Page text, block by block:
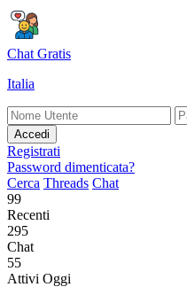
Chat Gratis
Italia
Accedi
Registrati
Password dimenticata?
Cerca Threads Chat
99
Recenti
295
Chat
55
Attivi Oggi